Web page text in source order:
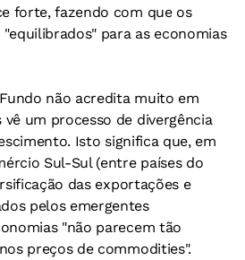
forte, fazendo com que os
para as economias
não acredita muito em
vê um processo de divergência
Isto significa que, em
Sul-Sul (entre países do
das exportações e
pelos emergentes
"não parecem tão
preços de commodities".